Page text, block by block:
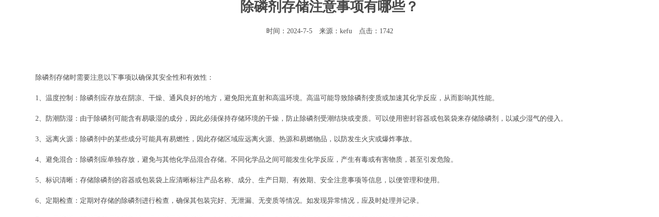
除磷剂存储注意事项有哪些？
时间：2024-7-5 来源：kefu 点击：1742
除磷剂存储时需要注意以下事项以确保其安全性和有效性：
1、温度控制：除磷剂应存放在阴凉、干燥、通风良好的地方，避免阳光直射和高温环境。高温可能导致除磷剂变质或加速其化学反应，从而影响其性能。
2、防潮防湿：由于除磷剂可能含有易吸湿的成分，因此必须保持存储环境的干燥，防止除磷剂受潮结块或变质。可以使用密封容器或包装袋来存储除磷剂，以减少湿气的侵入。
3、远离火源：除磷剂中的某些成分可能具有易燃性，因此存储区域应远离火源、热源和易燃物品，以防发生火灾或爆炸事故。
4、避免混合：除磷剂应单独存放，避免与其他化学品混合存储。不同化学品之间可能发生化学反应，产生有毒或有害物质，甚至引发危险。
5、标识清晰：存储除磷剂的容器或包装袋上应清晰标注产品名称、成分、生产日期、有效期、安全注意事项等信息，以便管理和使用。
6、定期检查：定期对存储的除磷剂进行检查，确保其包装完好、无泄漏、无变质等情况。如发现异常情况，应及时处理并记录。